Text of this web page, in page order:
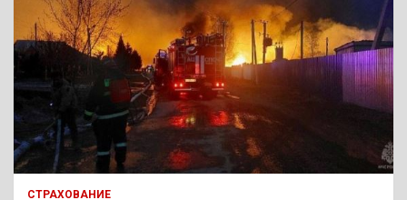
СТРАХОВАНИЕ